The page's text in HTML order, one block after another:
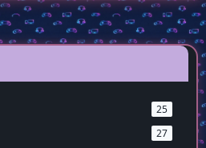
25
27